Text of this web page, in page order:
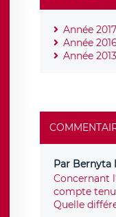
Année
Année
Année
Par Bernyta
Concernant
compte
Quelle